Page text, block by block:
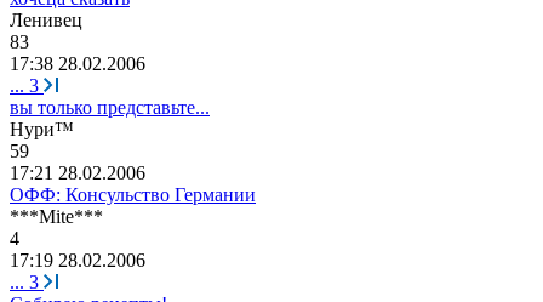
Ленивeц
83
17:38 28.02.2006
... 3
вы только представьте...
Нури™
59
17:21 28.02.2006
ОФФ: Консульство Германии
***Mite***
4
17:19 28.02.2006
... 3